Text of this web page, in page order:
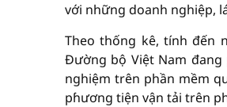
với những doanh nghiệp,
Theo thống kê, tính đến
Đường bộ Việt Nam đang
nghiệm trên phần mềm
pɦương tiện vận tải trên